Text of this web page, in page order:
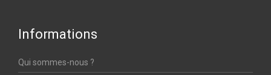
Informations
Qui sommes-nous ?